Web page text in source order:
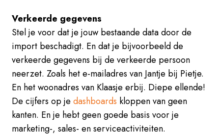
Verkeerde gegevens
Stel je voor dat je jouw bestaande data door de
import beschadigt. En dat je bijvoorbeeld de
verkeerde gegevens bij de verkeerde persoon
neerzet. Zoals het e-mailadres van Jantje bij Pietje.
En het woonadres van Klaasje erbij. Diepe ellende!
De cijfers op je dashboards kloppen van geen
kanten. En je hebt geen goede basis voor je
marketing-, sales- en serviceactiviteiten.